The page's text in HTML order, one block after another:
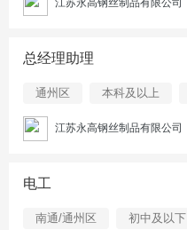
江苏永高钢丝制品有限公司
总经理助理
通州区 本科及以上
江苏永高钢丝制品有限公司
电工
南通/通州区 初中及以下